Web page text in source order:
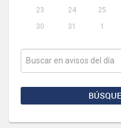
23
24 25
30
31 1